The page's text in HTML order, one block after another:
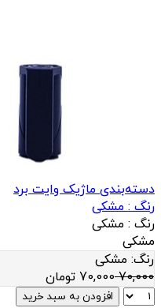
دسته‌بندی ماژیک وایت برد
رنگ :مشکی
رنگ : مشکی
مشکی
رنگ: مشکی
70,000
70,000 تومان
افزودن به سبد خرید